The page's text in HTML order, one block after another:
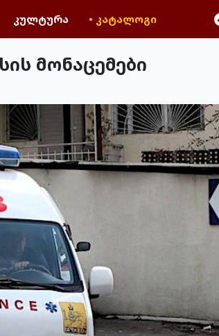
კულტურა • კატალოგი
მონაცემები